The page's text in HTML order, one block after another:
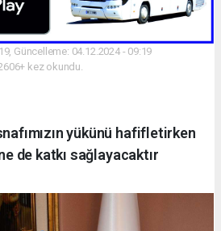
Güncelleme: 04.12.2024 - 09:19
kez okundu.
yükünü hafifletirken
de katkı sağlayacaktır